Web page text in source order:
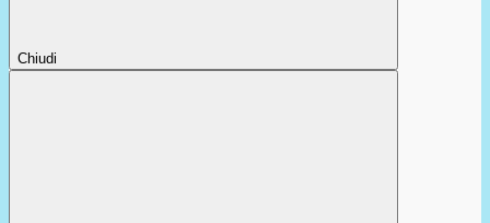
Chiudi